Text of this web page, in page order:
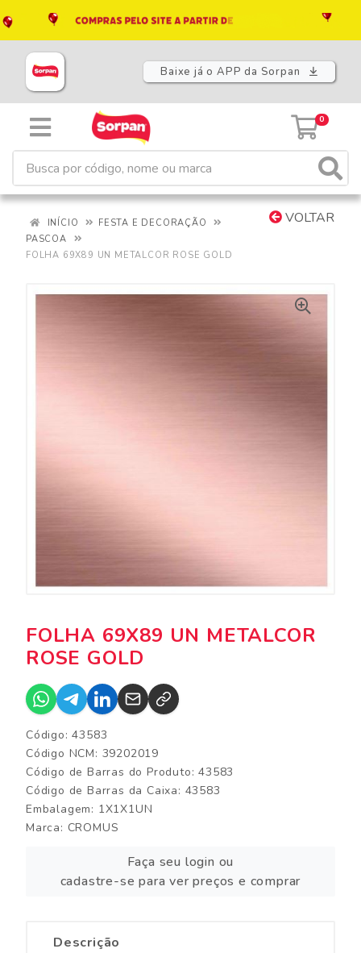
Baixe já o APP da Sorpan
0
VOLTAR
INÍCIO
FESTA E DECORAÇÃO
PASCOA
FOLHA 69X89 UN METALCOR ROSE GOLD
FOLHA 69X89 UN METALCOR
ROSE GOLD
Código: 43583
Código NCM: 39202019
Código de Barras do Produto: 43583
Código de Barras da Caixa: 43583
Embalagem: 1X1X1UN
Marca: CROMUS
Faça seu login ou
cadastre-se para ver preços e comprar
Descrição